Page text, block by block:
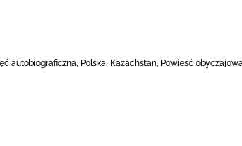
autobiograficzna, Polska, Kazachstan, Powieść